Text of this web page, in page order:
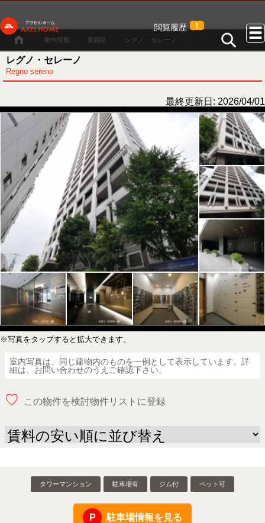
閲覧履歴 1
物件情報 新宿区 レグノ・セレーノ
レグノ・セレーノ
Regno sereno
最終更新日: 2026/04/01
※写真をタップすると拡大できます。
室内写真は、同じ建物内のものを一例として表示しています。詳
細は、お問い合わせのうえご確認下さい。
♡ この物件を検討物件リストに登録
タワーマンション 駐車場有 ジム付 ペット可
駐車場情報を見る